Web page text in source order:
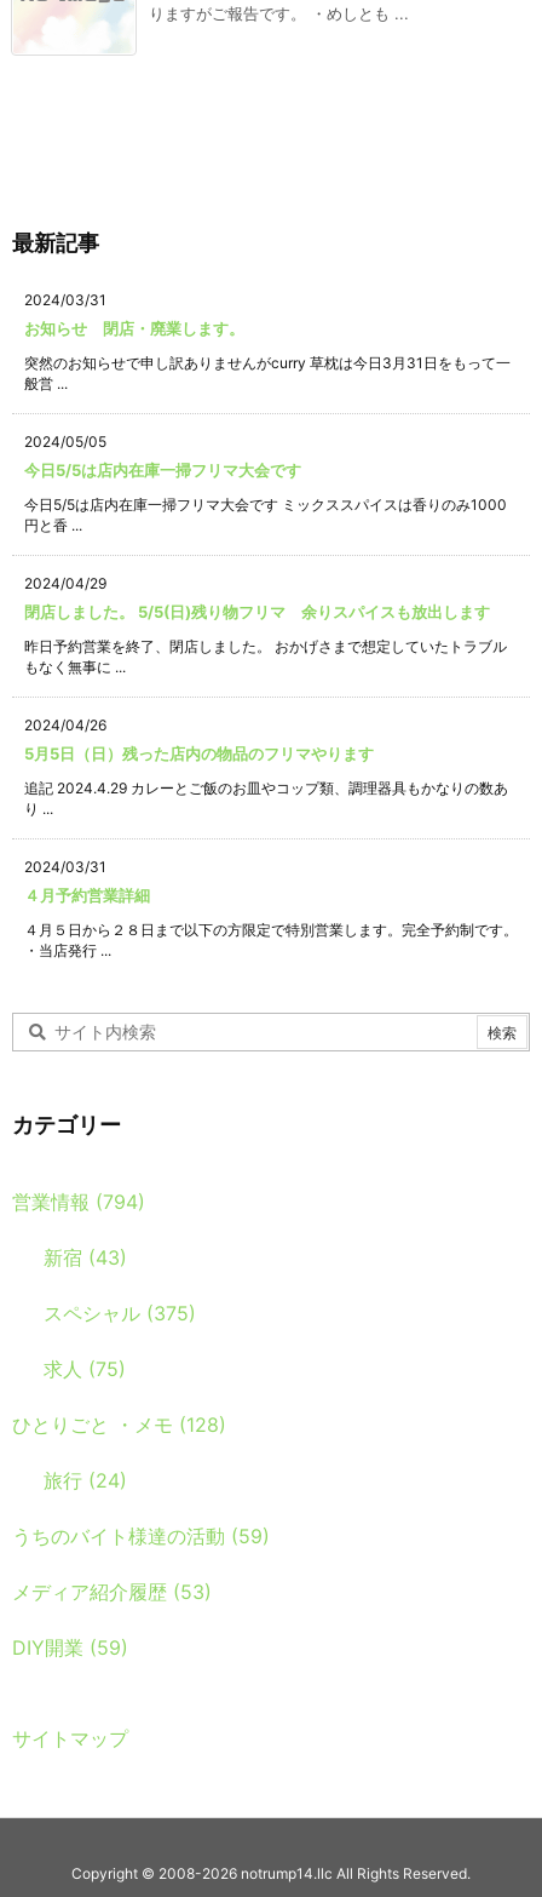
りますがご報告です。 ・めしとも ...
最新記事
2024/03/31
お知らせ 閉店・廃業します。
突然のお知らせで申し訳ありませんがcurry 草枕は今日3月31日をもって一
般営 ...
2024/05/05
今日5/5は店内在庫一掃フリマ大会です
今日5/5は店内在庫一掃フリマ大会です ミックススパイスは香りのみ1000
円と香 ...
2024/04/29
閉店しました。 5/5(日)残り物フリマ 余りスパイスも放出します
昨日予約営業を終了、閉店しました。 おかげさまで想定していたトラブル
もなく無事に ...
2024/04/26
5月5日（日）残った店内の物品のフリマやります
追記 2024.4.29 カレーとご飯のお皿やコップ類、調理器具もかなりの数あ
り ...
2024/03/31
４月予約営業詳細
４月５日から２８日まで以下の方限定で特別営業します。完全予約制です。
・当店発行 ...
カテゴリー
営業情報 (794)
新宿 (43)
スペシャル (375)
求人 (75)
ひとりごと ・メモ (128)
旅行 (24)
うちのバイト様達の活動 (59)
メディア紹介履歴 (53)
DIY開業 (59)
サイトマップ
Copyright © 2008-2026 notrump14.llc All Rights Reserved.